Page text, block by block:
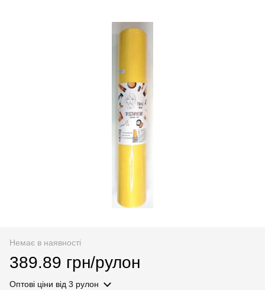
Немає в наявності
389.89 грн/рулон
Оптові ціни від 3 рулон